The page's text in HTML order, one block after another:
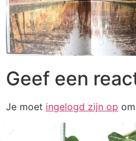
Geef een
Je moet ingelogd zijn op